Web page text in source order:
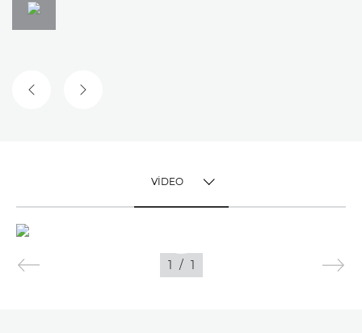
ÖNCEKI SLAYTSONRAKI SLAYT
VİDEO
1 / 1